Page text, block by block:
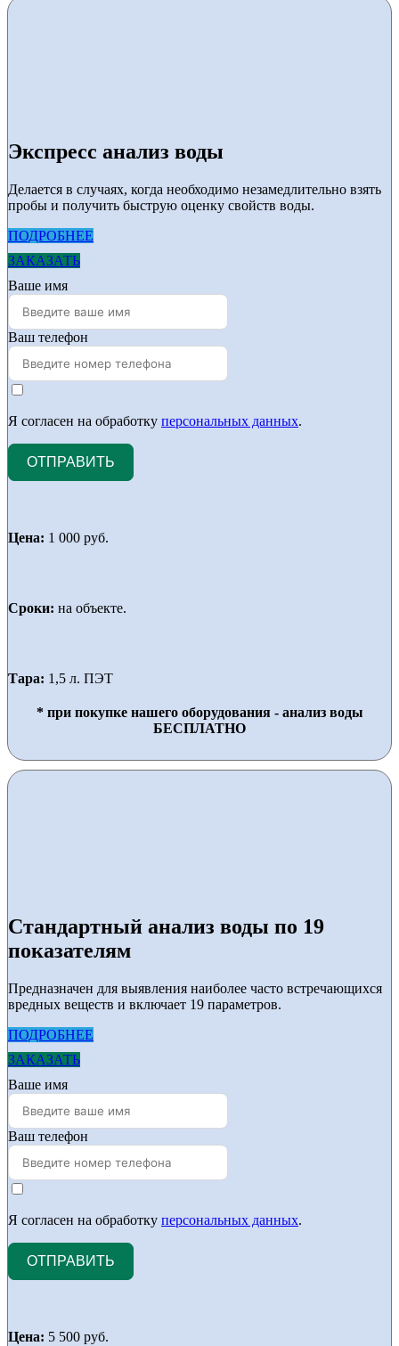
Экспресс анализ воды
Делается в случаях, когда необходимо незамедлительно взять
пробы и получить быструю оценку свойств воды.
ПОДРОБНЕЕ
ЗАКАЗАТЬ
Ваше имя
Ваш телефон
Я согласен на обработку персональных данных.
ОТПРАВИТЬ
Цена: 1 000 руб.
Сроки: на объекте.
Тара: 1,5 л. ПЭТ
* при покупке нашего оборудования - анализ воды
БЕСПЛАТНО
Стандартный анализ воды по 19
показателям
Предназначен для выявления наиболее часто встречающихся
вредных веществ и включает 19 параметров.
ПОДРОБНЕЕ
ЗАКАЗАТЬ
Ваше имя
Ваш телефон
Я согласен на обработку персональных данных.
ОТПРАВИТЬ
Цена: 5 500 руб.